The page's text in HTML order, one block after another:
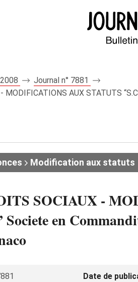
Journal n° 7881
MODIFICATIONS AUX STATUTS
Modification aux statuts
SOCIAUX -
en
Date de